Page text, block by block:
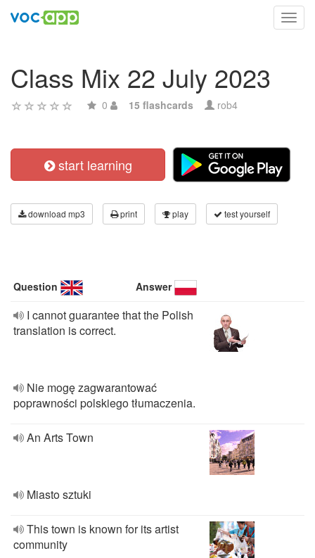
Class Mix 22 July 2023
0 15 flashcards rob4
start learning
download mp3 print play test yourself
Question Answer
I cannot guarantee that the Polish
translation is correct.
Nie mogę zagwarantować
poprawności polskiego tłumaczenia.
An Arts Town
Miasto sztuki
This town is known for its artist
community